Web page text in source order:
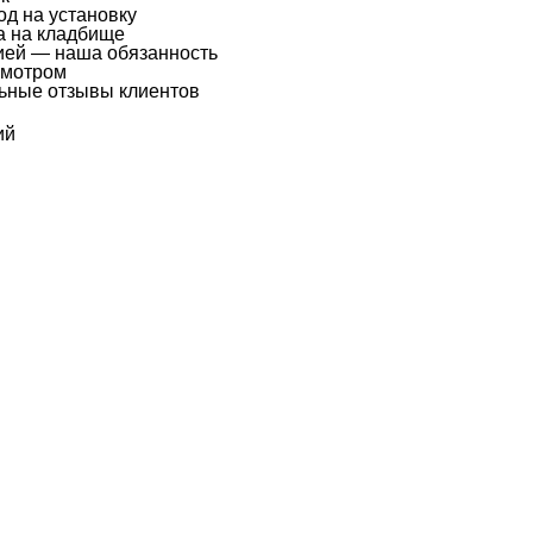
на установку
на кладбище
— наша обязанность
отзывы клиентов